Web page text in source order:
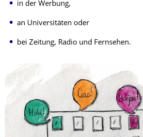
in der Werbung,
an Universitäten oder
bei Zeitung, Radio und Fernsehen.